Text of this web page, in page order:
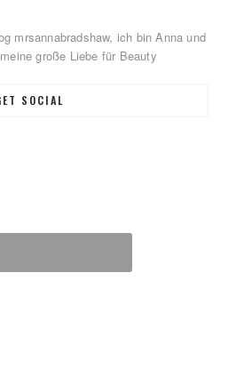
mrsannabradshaw, ich bin Anna und
große Liebe für Beauty
SOCIAL